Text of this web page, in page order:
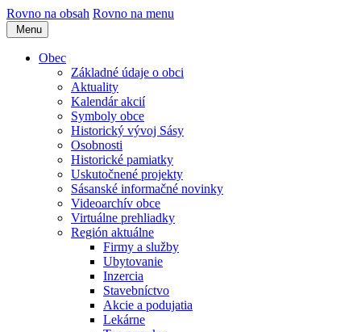
Rovno na obsah Rovno na menu
Menu
Obec
Základné údaje o obci
Aktuality
Kalendár akcií
Symboly obce
Historický vývoj Sásy
Osobnosti
Historické pamiatky
Uskutočnené projekty
Sásanské informačné novinky
Videoarchív obce
Virtuálne prehliadky
Región aktuálne
Firmy a služby
Ubytovanie
Inzercia
Stavebníctvo
Akcie a podujatia
Lekárne